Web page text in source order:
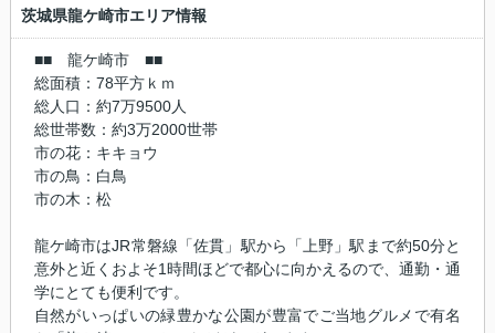
茨城県龍ケ崎市エリア情報
■■ 龍ケ崎市 ■■
総面積：78平方ｋｍ
総人口：約7万9500人
総世帯数：約3万2000世帯
市の花：キキョウ
市の鳥：白鳥
市の木：松
龍ケ崎市はJR常磐線「佐貫」駅から「上野」駅まで約50分と
意外と近くおよそ1時間ほどで都心に向かえるので、通勤・通
学にとても便利です。
自然がいっぱいの緑豊かな公園が豊富でご当地グルメで有名